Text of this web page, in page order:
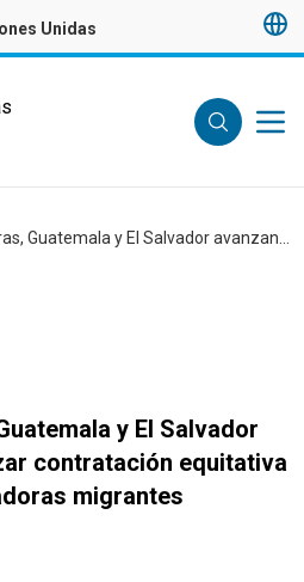
Unidas
de navegación
y El Salvador
contratación equitativa
migrantes